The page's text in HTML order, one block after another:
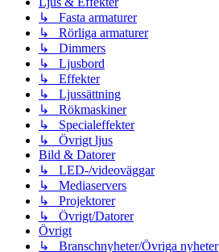
↳ Fasta armaturer
↳ Rörliga armaturer
↳ Dimmers
↳ Ljusbord
↳ Effekter
↳ Ljussättning
↳ Rökmaskiner
↳ Specialeffekter
↳ Övrigt ljus
Bild & Datorer
↳ LED-/videoväggar
↳ Mediaservers
↳ Projektorer
↳ Övrigt/Datorer
Övrigt
↳ Branschnyheter/Övriga nyheter